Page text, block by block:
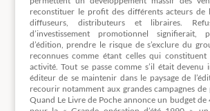
reconstituer le profit des différents acteurs de
diffuseurs, distributeurs et libraires.
d’investissement promotionnel signifierait,
d’édition, prendre le risque de s’exclure du
reconnues comme étant celles qui constituent
activité. Tout se passe comme s’il était devenu
éditeur de se maintenir dans le paysage de
recourir notamment aux grandes campagnes de
Quand Le Livre de Poche annonce un budget